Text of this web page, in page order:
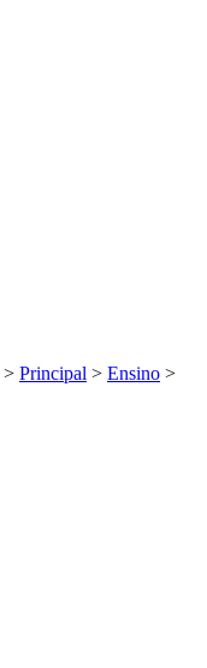
> Principal > Ensino >